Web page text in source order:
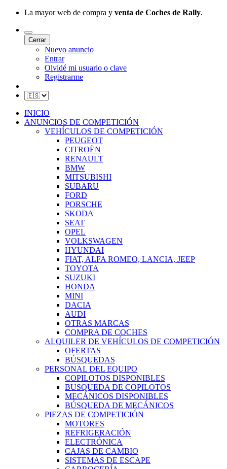
La mayor web de compra y venta de Coches de Rally.
Cerrar
Nuevo anuncio
Entrar
Olvidé mi usuario o clave
Registrarme
INICIO
ANUNCIOS DE COMPETICIÓN
VEHÍCULOS DE COMPETICIÓN
PEUGEOT
CITROËN
RENAULT
BMW
MITSUBISHI
SUBARU
FORD
PORSCHE
SKODA
SEAT
OPEL
VOLKSWAGEN
HYUNDAI
FIAT, ALFA ROMEO, LANCIA, JEEP
TOYOTA
SUZUKI
HONDA
MINI
DACIA
AUDI
OTRAS MARCAS
COMPRA DE COCHES
ALQUILER DE VEHÍCULOS DE COMPETICIÓN
OFERTAS
BÚSQUEDAS
PERSONAL DEL EQUIPO
COPILOTOS DISPONIBLES
BUSQUEDA DE COPILOTOS
MECÁNICOS DISPONIBLES
BÚSQUEDA DE MECÁNICOS
PIEZAS DE COMPETICIÓN
MOTORES
REFRIGERACIÓN
ELECTRÓNICA
CAJAS DE CAMBIO
SISTEMAS DE ESCAPE